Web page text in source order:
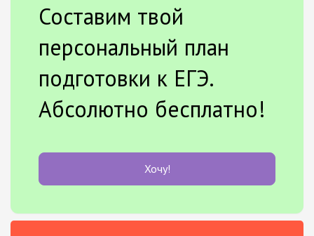
Составим твой
персональный план
подготовки к ЕГЭ.
Абсолютно бесплатно!
Хочу!